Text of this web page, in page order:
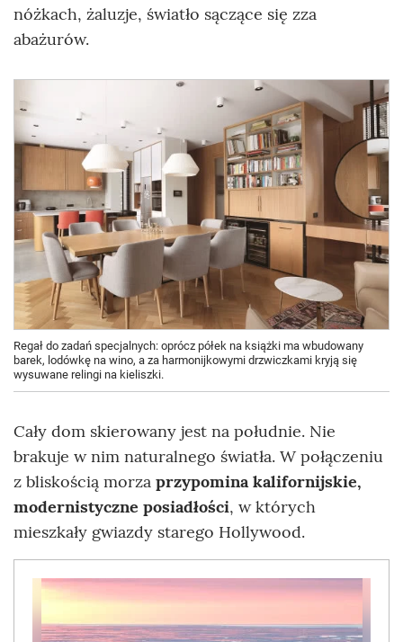
nóżkach, żaluzje, światło sączące się zza
abażurów.
Regał do zadań specjalnych: oprócz półek na książki ma wbudowany
barek, lodówkę na wino, a za harmonijkowymi drzwiczkami kryją się
wysuwane relingi na kieliszki.
Cały dom skierowany jest na południe. Nie
brakuje w nim naturalnego światła. W połączeniu
z bliskością morza przypomina kalifornijskie,
modernistyczne posiadłości, w których
mieszkały gwiazdy starego Hollywood.